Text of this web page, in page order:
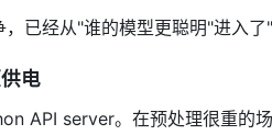
已经从"谁的模型更聪明"进入了"
电
API server。在预处理很重的